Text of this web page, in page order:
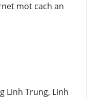
mot cach an
Linh Trung, Linh